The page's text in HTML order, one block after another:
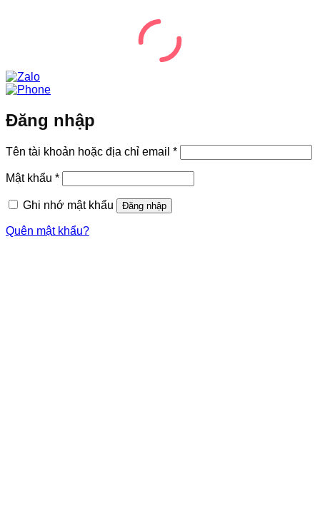
Đăng nhập
Tên tài khoản hoặc địa chỉ email *Bắt
buộc
Mật khẩu *Bắt
buộc
Ghi nhớ mật khẩu
Đăng nhập
Quên mật khẩu?